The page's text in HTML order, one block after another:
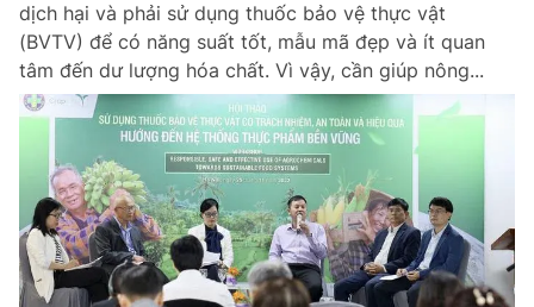
dịch hại và phải sử dụng thuốc bảo vệ thực vật
(BVTV) để có năng suất tốt, mẫu mã đẹp và ít quan
tâm đến dư lượng hóa chất. Vì vậy, cần giúp nông...